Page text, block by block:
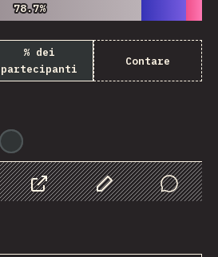
78.7%
78.7%
% dei
partecipanti
Contare
CondividerePersonalizza i dati
Comments